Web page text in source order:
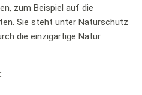
zum Beispiel auf die
Sie steht unter Naturschutz
die einzigartige Natur.